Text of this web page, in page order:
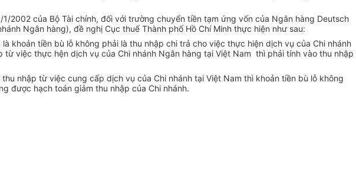
1/2002 của Bộ Tài chính, đối với trường chuyển tiền tạm ứng vốn của Ngân hàng Deutsch
Ngân hàng), đề nghị Cục thuế Thành phố Hồ Chí Minh thực hiện như sau:
khoản tiền bù lỗ không phải là thu nhập chi trả cho việc thực hiện dịch vụ của Chi nhánh
việc thực hện dịch vụ của Chi nhánh Ngân hàng tại Việt Nam thì phải tính vào thu nhập
nhập từ việc cung cấp dịch vụ của Chi nhánh tại Việt Nam thì khoản tiền bù lỗ không
được hạch toán giảm thu nhập của Chi nhánh.